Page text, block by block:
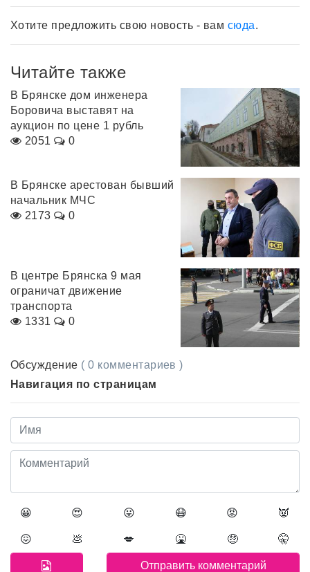
Хотите предложить свою новость - вам сюда.
Читайте также
В Брянске дом инженера
Боровича выставят на
аукцион по цене 1 рубль
2051
0
В Брянске арестован бывший
начальник МЧС
2173
0
В центре Брянска 9 мая
ограничат движение
транспорта
1331
0
Обсуждение ( 0 комментариев )
Навигация по страницам
😀 😍 😛 😷 😡 👿
😖 💩 💋 🤮 🤑 🤫